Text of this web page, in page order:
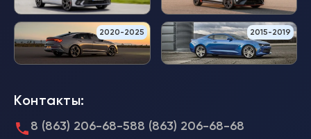
2020-2025 2015-2019
Контакты:
8 (863) 206-68-588 (863) 206-68-68